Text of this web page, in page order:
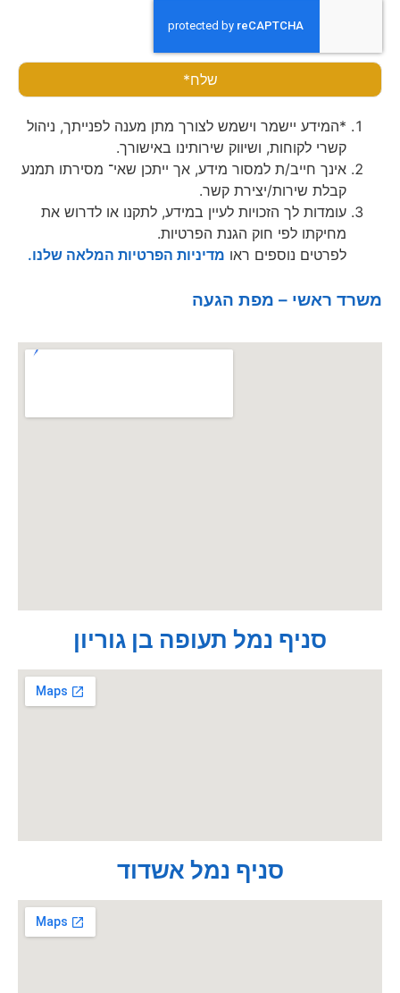
שלח*
*המידע יישמר וישמש לצורך מתן מענה לפנייתך, ניהול
קשרי לקוחות, ושיווק שירותינו באישורך.
אינך חייב/ת למסור מידע, אך ייתכן שאי־ מסירתו תמנע
קבלת שירות/יצירת קשר.
עומדות לך הזכויות לעיין במידע, לתקנו או לדרוש את
מחיקתו לפי חוק הגנת הפרטיות.
לפרטים נוספים ראו מדיניות הפרטיות המלאה שלנו.
משרד ראשי – מפת הגעה
סניף נמל תעופה בן גוריון
סניף נמל אשדוד